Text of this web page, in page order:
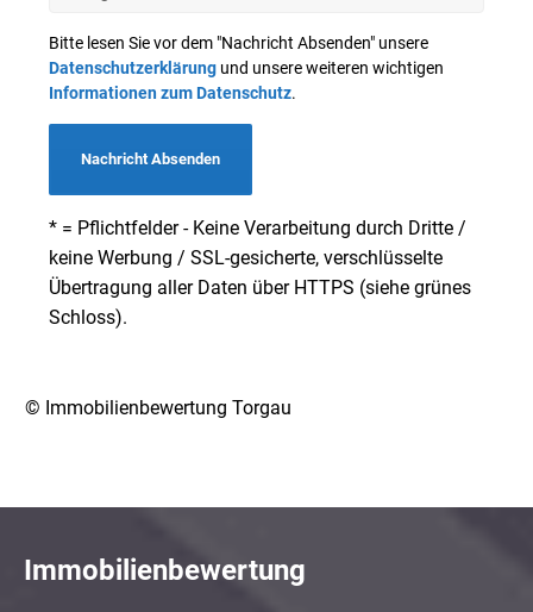
Bitte lesen Sie vor dem "Nachricht Absenden" unsere
Datenschutzerklärung und unsere weiteren wichtigen
Informationen zum Datenschutz.
Nachricht Absenden
* = Pflichtfelder - Keine Verarbeitung durch Dritte /
keine Werbung / SSL-gesicherte, verschlüsselte
Übertragung aller Daten über HTTPS (siehe grünes
Schloss).
© Immobilienbewertung Torgau
Immobilienbewertung